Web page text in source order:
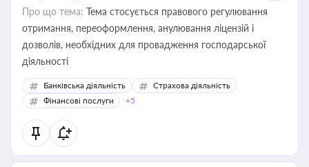
Про що тема: Тема стосується правового регулювання
отримання, переоформлення, анулювання ліцензій і
дозволів, необхідних для провадження господарської
діяльності
Банківська діяльність
Страхова діяльність
Фінансові послуги
+5